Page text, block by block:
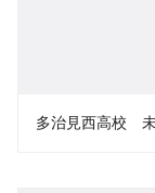
多治見西高校